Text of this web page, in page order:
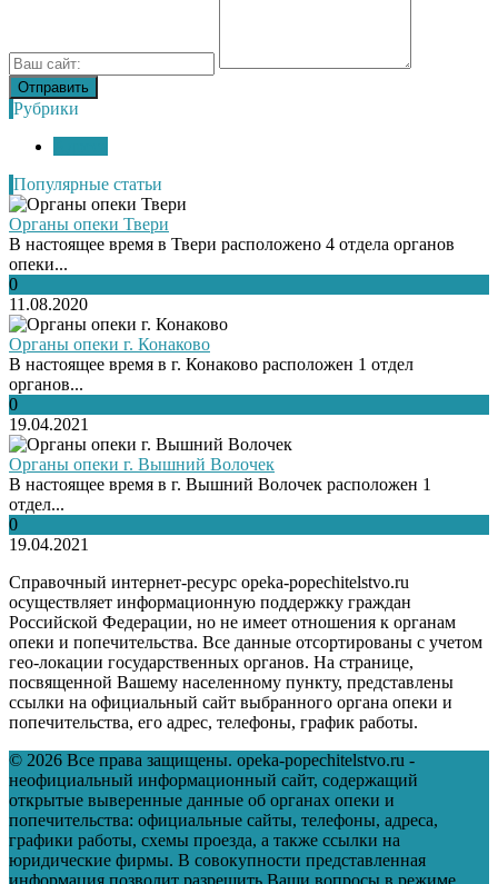
Рубрики
Популярные статьи
Органы опеки Твери
В настоящее время в Твери расположено 4 отдела органов
опеки...
0
11.08.2020
Органы опеки г. Конаково
В настоящее время в г. Конаково расположен 1 отдел
органов...
0
19.04.2021
Органы опеки г. Вышний Волочек
В настоящее время в г. Вышний Волочек расположен 1
отдел...
0
19.04.2021
Справочный интернет-ресурс opeka-popechitelstvo.ru
осуществляет информационную поддержку граждан
Российской Федерации, но не имеет отношения к органам
опеки и попечительства. Все данные отсортированы с учетом
гео-локации государственных органов. На странице,
посвященной Вашему населенному пункту, представлены
ссылки на официальный сайт выбранного органа опеки и
попечительства, его адрес, телефоны, график работы.
© 2026 Все права защищены. opeka-popechitelstvo.ru -
неофициальный информационный сайт, содержащий
открытые выверенные данные об органах опеки и
попечительства: официальные сайты, телефоны, адреса,
графики работы, схемы проезда, а также ссылки на
юридические фирмы. В совокупности представленная
информация позволит разрешить Ваши вопросы в режиме